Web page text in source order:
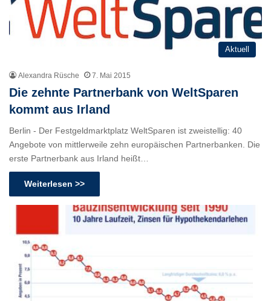
Aktuell
Alexandra Rüsche 7. Mai 2015
Die zehnte Partnerbank von WeltSparen
kommt aus Irland
Berlin - Der Festgeldmarktplatz WeltSparen ist zweistellig: 40
Angebote von mittlerweile zehn europäischen Partnerbanken. Die
erste Partnerbank aus Irland heißt…
Weiterlesen >>